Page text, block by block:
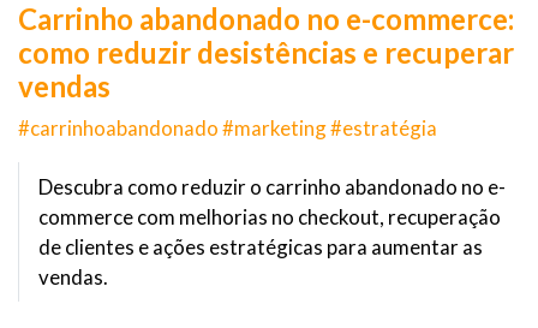
Carrinho abandonado no e-commerce:
como reduzir desistências e recuperar
vendas
#carrinhoabandonado #marketing #estratégia
Descubra como reduzir o carrinho abandonado no e-
commerce com melhorias no checkout, recuperação
de clientes e ações estratégicas para aumentar as
vendas.